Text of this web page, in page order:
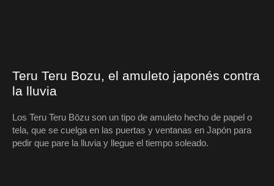
Teru Teru Bozu, el amuleto japonés contra
la lluvia
Los Teru Teru Bōzu son un tipo de amuleto hecho de papel o
tela, que se cuelga en las puertas y ventanas en Japón para
pedir que pare la lluvia y llegue el tiempo soleado.